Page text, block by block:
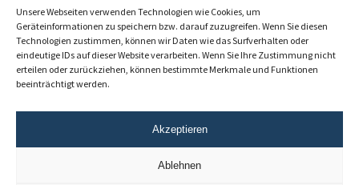
Unsere Webseiten verwenden Technologien wie Cookies, um
Geräteinformationen zu speichern bzw. darauf zuzugreifen. Wenn Sie diesen
Technologien zustimmen, können wir Daten wie das Surfverhalten oder
eindeutige IDs auf dieser Website verarbeiten. Wenn Sie Ihre Zustimmung nicht
erteilen oder zurückziehen, können bestimmte Merkmale und Funktionen
beeinträchtigt werden.
Akzeptieren
Ablehnen
Cookie-Richtlinie (EU)